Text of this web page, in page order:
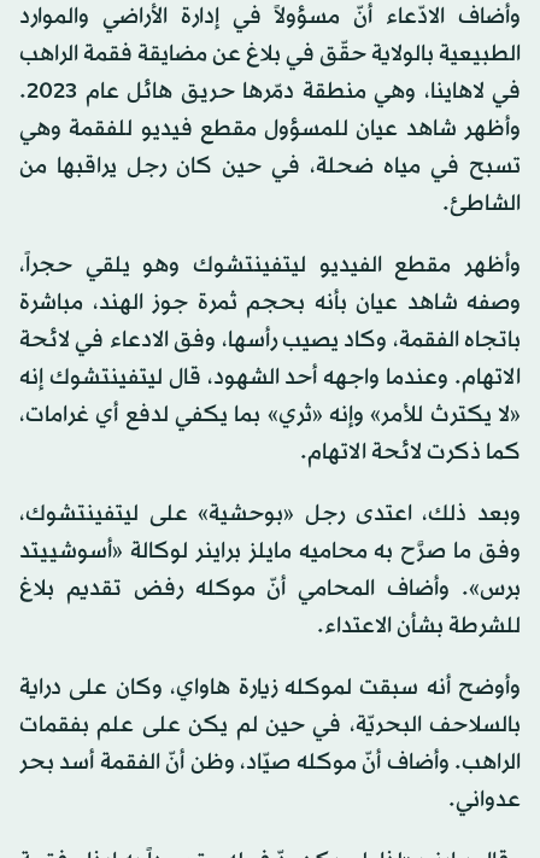
وأضاف الادّعاء أنّ مسؤولاً في إدارة الأراضي والموارد
الطبيعية بالولاية حقّق في بلاغ عن مضايقة فقمة الراهب
في لاهاينا، وهي منطقة دمّرها حريق هائل عام 2023.
وأظهر شاهد عيان للمسؤول مقطع فيديو للفقمة وهي
تسبح في مياه ضحلة، في حين كان رجل يراقبها من
الشاطئ.
وأظهر مقطع الفيديو ليتفينتشوك وهو يلقي حجراً،
وصفه شاهد عيان بأنه بحجم ثمرة جوز الهند، مباشرة
باتجاه الفقمة، وكاد يصيب رأسها، وفق الادعاء في لائحة
الاتهام. وعندما واجهه أحد الشهود، قال ليتفينتشوك إنه
«لا يكترث للأمر» وإنه «ثري» بما يكفي لدفع أي غرامات،
كما ذكرت لائحة الاتهام.
وبعد ذلك، اعتدى رجل «بوحشية» على ليتفينتشوك،
وفق ما صرَّح به محاميه مايلز براينر لوكالة «أسوشييتد
برس». وأضاف المحامي أنّ موكله رفض تقديم بلاغ
للشرطة بشأن الاعتداء.
وأوضح أنه سبقت لموكله زيارة هاواي، وكان على دراية
بالسلاحف البحريّة، في حين لم يكن على علم بفقمات
الراهب. وأضاف أنّ موكله صيّاد، وظن أنّ الفقمة أسد بحر
عدواني.